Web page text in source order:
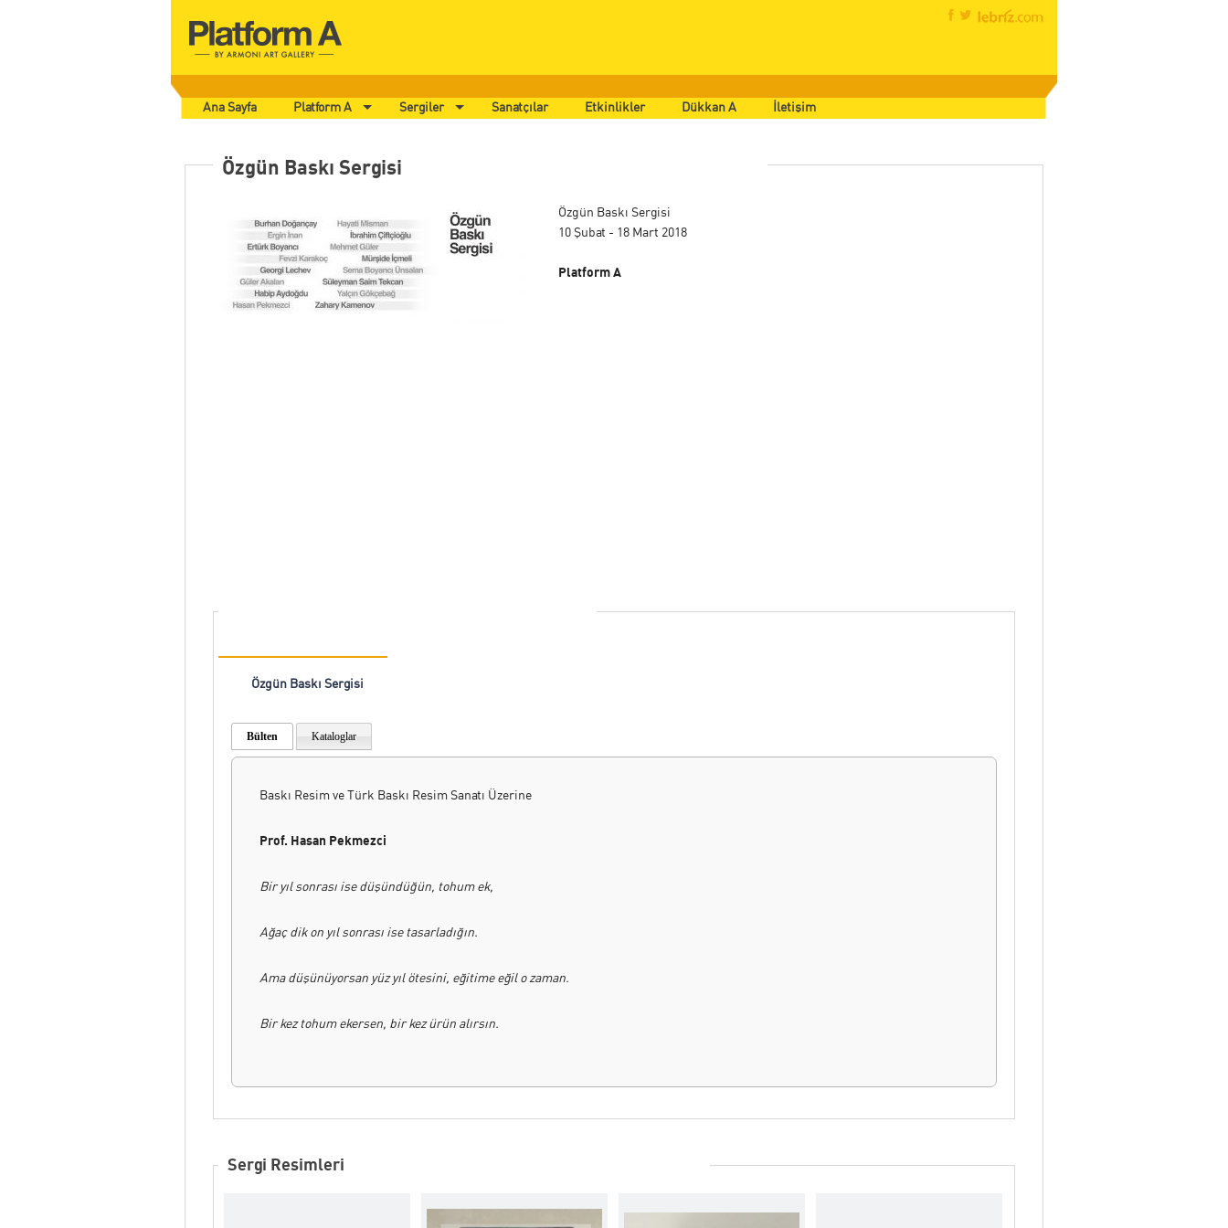
Ana Sayfa Platform A Sergiler Sanatçılar Etkinlikler Dükkan A İletişim
Özgün Baskı Sergisi
Özgün Baskı Sergisi
10 Şubat - 18 Mart 2018
Platform A
Özgün Baskı Sergisi
Bülten Kataloglar
Baskı Resim ve Türk Baskı Resim Sanatı Üzerine
Prof. Hasan Pekmezci
Bir yıl sonrası ise düşündüğün, tohum ek,
Ağaç dik on yıl sonrası ise tasarladığın.
Ama düşünüyorsan yüz yıl ötesini, eğitime eğil o zaman.
Bir kez tohum ekersen, bir kez ürün alırsın.
Balık tutmayı öğret, doysun ömür boyunca.
Sergi Resimleri